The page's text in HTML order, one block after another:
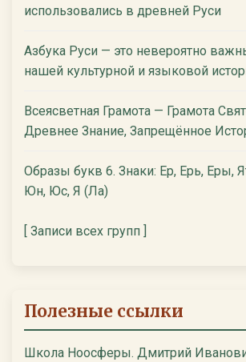
использовались в древней Руси
Азбука Руси — это невероятно
нашей культурной и языковой
Всеясветная Грамота — Грамота
Древнее Знание, Запрещённое
Образы букв 6. Знаки: Ер, Ерь, Еры,
Юн, Юс, Я (Ла)
[ Записи всех групп ]
Полезные ссылки
Школа Ноосферы. Дмитрий